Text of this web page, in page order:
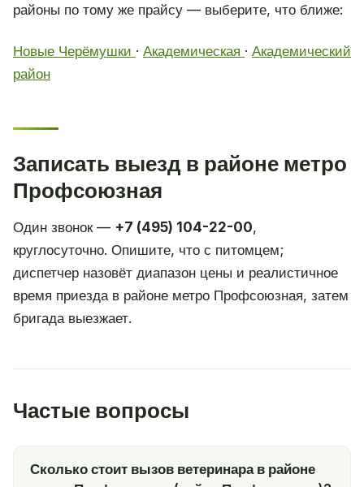
районы по тому же прайсу — выберите, что ближе:
Новые Черёмушки · Академическая · Академический
район
Записать выезд в районе метро
Профсоюзная
Один звонок — +7 (495) 104-22-00,
круглосуточно. Опишите, что с питомцем;
диспетчер назовёт диапазон цены и реалистичное
время приезда в районе метро Профсоюзная, затем
бригада выезжает.
Частые вопросы
Сколько стоит вызов ветеринара в районе